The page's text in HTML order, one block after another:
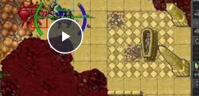
Play Video